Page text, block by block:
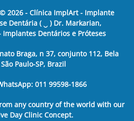
2026- Clínica ImplArt - Implante
Dentária ( ‿ ) Dr. Markarian,
Dentários e Próteses
Braga, n 37, conjunto 112, Bela
Paulo-SP, Brazil
011 99598-1866
any country of the world with our
Day Clinic Concept.